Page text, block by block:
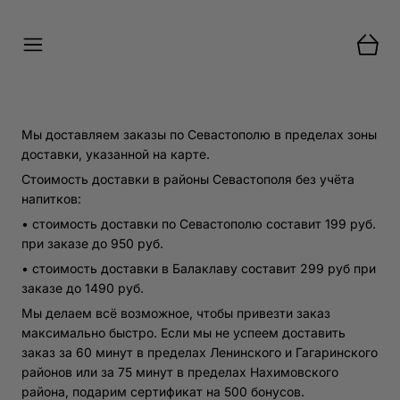
Мы доставляем заказы по Севастополю в пределах зоны
доставки, указанной на карте.
Стоимость доставки в районы Севастополя без учёта
напитков:
• стоимость доставки по Севастополю составит 199 руб.
при заказе до 950 руб.
• стоимость доставки в Балаклаву составит 299 руб при
заказе до 1490 руб.
Мы делаем всё возможное, чтобы привезти заказ
максимально быстро. Если мы не успеем доставить
заказ за 60 минут в пределах Ленинского и Гагаринского
районов или за 75 минут в пределах Нахимовского
района, подарим сертификат на 500 бонусов.
Куда доставить?
Как и зачем мы используем файлы
Основная задача cookie — сохранять ваш цифровой след
во время посещения. Это позволяет нам запоминать
ваши действия и предпочтения, даже если вы не вошли в
аккаунт. Например, все добавленные в корзину блюда
Благодаря этой информации мы можем предлагать
персонализированные рекомендации — показывать те
блюда или разделы сайта, которые могут вас
действительно заинтересовать.
Кроме того, анализ данных с помощью cookie помогает
нам лучше понимать, как гости взаимодействуют с
сайтом. Мы видим, что удобно, а что можно улучшить, и
работаем над тем, чтобы сделать сервис максимально